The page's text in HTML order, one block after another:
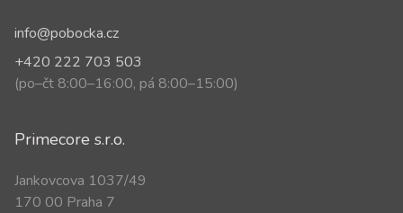
info@pobocka.cz
+420 222 703 503
(po–čt 8:00–16:00, pá 8:00–15:00)
Primecore s.r.o.
Jankovcova 1037/49
170 00 Praha 7